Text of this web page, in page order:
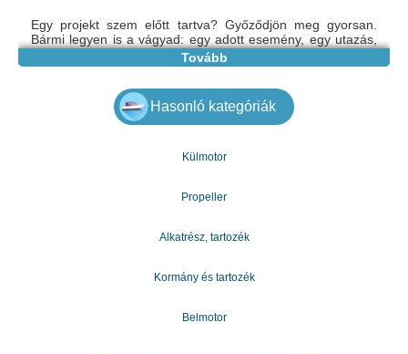
Egy projekt szem előtt tartva? Győződjön meg gyorsan.
Bármi legyen is a vágyad: egy adott esemény, egy utazás,
egy új autó ... Szükséged van egy sürgős hitelre az
adósságok törléséhez, szükséged van egy tőkebefektetésre
intézmények, konszolidációs hitel vagy jelzálog, diákhitel,
autóhitel, kölcsönszerződés. Ne nézz tovább, mert itt
vagyunk, hogy minden pénzügyi problémádat a múlté
van szükségük, akiknek rossz hitelük van, vagy akiknek
szeretném tájékoztatni Önt arról, hogy megbízható és
email: gazdagergelia@gmail.com
Tovább
Hasonló kategóriák
Külmotor
Propeller
Alkatrész, tartozék
Kormány és tartozék
Belmotor